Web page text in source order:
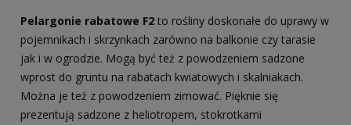
Pelargonie rabatowe F2 to rośliny doskonałe do uprawy w
pojemnikach i skrzynkach zarówno na balkonie czy tarasie
jak i w ogrodzie. Mogą być też z powodzeniem sadzone
wprost do gruntu na rabatach kwiatowych i skalniakach.
Można je też z powodzeniem zimować. Pięknie się
prezentują sadzone z heliotropem, stokrotkami